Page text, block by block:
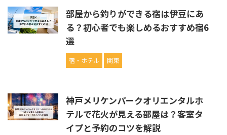
部屋から釣りができる宿は伊豆にあ
る？初心者でも楽しめるおすすめ宿6
選
宿・ホテル 関東
神戸メリケンパークオリエンタルホ
テルで花火が見える部屋は？客室タ
イプと予約のコツを解説